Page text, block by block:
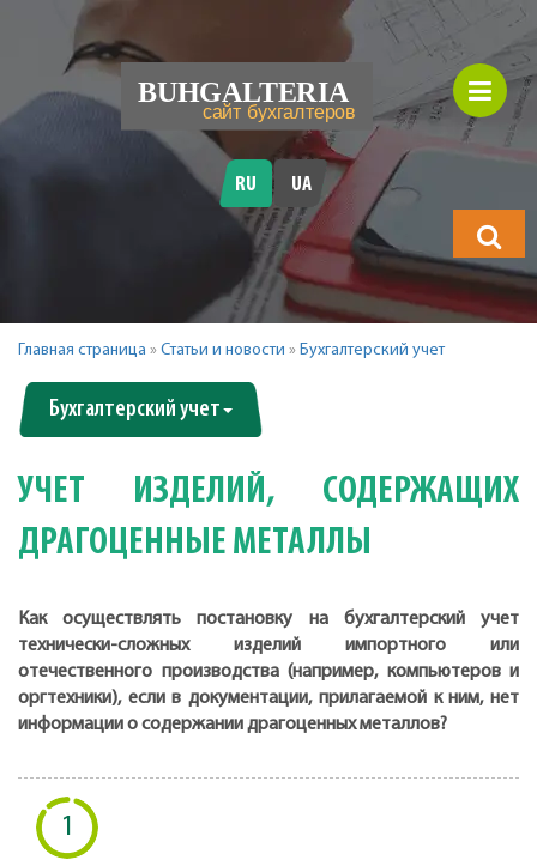
будете
искать?
RU UA
Главная страница » Статьи и новости » Бухгалтерский учет
Бухгалтерский учет
УЧЕТ ИЗДЕЛИЙ, СОДЕРЖАЩИХ
ДРАГОЦЕННЫЕ МЕТАЛЛЫ
Как осуществлять постановку на бухгалтерский учет
технически-сложных изделий импортного или
отечественного производства (например, компьютеров и
оргтехники), если в документации, прилагаемой к ним, нет
информации о содержании драгоценных металлов?
1